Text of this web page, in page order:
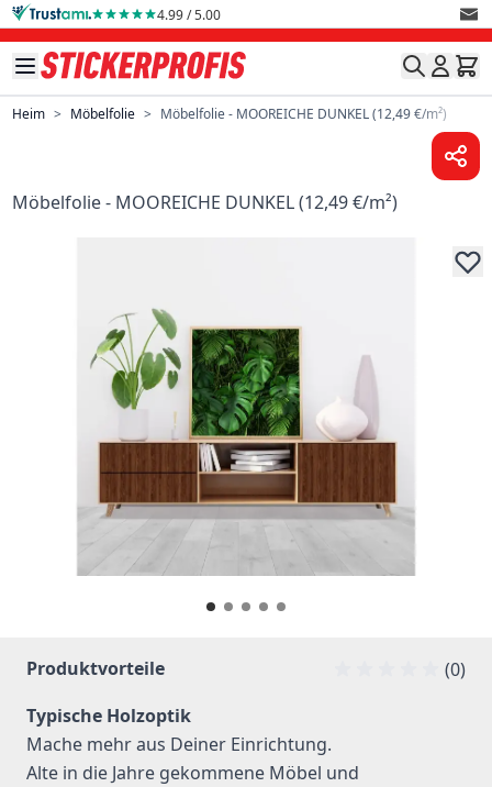
Direkt zum Inhalt 4.99 / 5.00
Heim > Möbelfolie > Möbelfolie - MOOREICHE DUNKEL (12,49 €/m²)
Möbelfolie - MOOREICHE DUNKEL (12,49 €/m²)
Produktvorteile
(0)
Typische Holzoptik
Mache mehr aus Deiner Einrichtung.
Alte in die Jahre gekommene Möbel und